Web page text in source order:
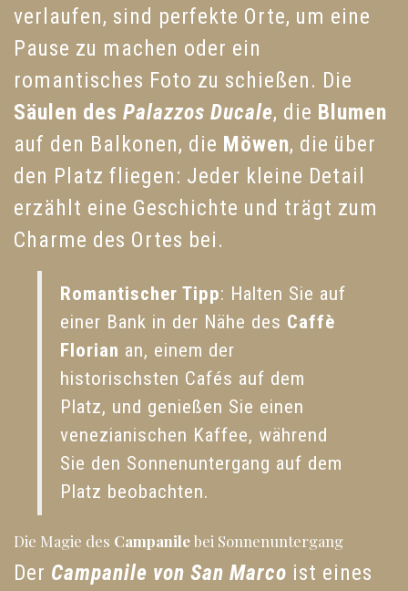
verlaufen, sind perfekte Orte, um eine
Pause zu machen oder ein
romantisches Foto zu schießen. Die
Säulen des Palazzos Ducale, die Blumen
auf den Balkonen, die Möwen, die über
den Platz fliegen: Jeder kleine Detail
erzählt eine Geschichte und trägt zum
Charme des Ortes bei.
Romantischer Tipp: Halten Sie auf
einer Bank in der Nähe des Caffè
Florian an, einem der
historischsten Cafés auf dem
Platz, und genießen Sie einen
venezianischen Kaffee, während
Sie den Sonnenuntergang auf dem
Platz beobachten.
Die Magie des Campanilebei Sonnenuntergang
Der Campanile von San Marco ist eines